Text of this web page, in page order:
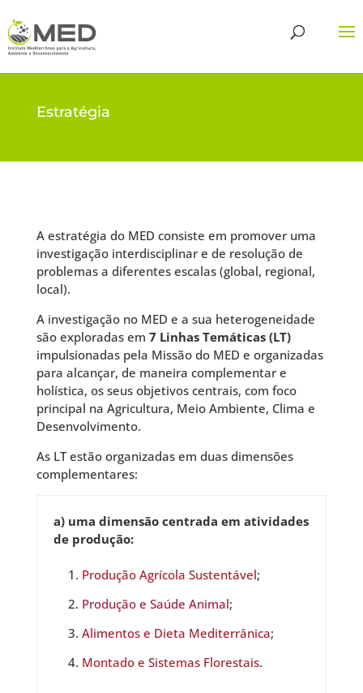
Estratégia
A estratégia do MED consiste em promover uma
investigação interdisciplinar e de resolução de
problemas a diferentes escalas (global, regional,
local).
A investigação no MED e a sua heterogeneidade
são exploradas em 7 Linhas Temáticas (LT)
impulsionadas pela Missão do MED e organizadas
para alcançar, de maneira complementar e
holística, os seus objetivos centrais, com foco
principal na Agricultura, Meio Ambiente, Clima e
Desenvolvimento.
As LT estão organizadas em duas dimensões
complementares:
a) uma dimensão centrada em atividades
de produção:
Produção Agrícola Sustentável;
Produção e Saúde Animal;
Alimentos e Dieta Mediterrânica;
Montado e Sistemas Florestais.